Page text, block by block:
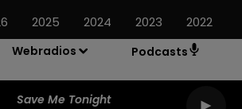
Webradios Podcasts
Save Me Tonight
2025 2024 2023 2022